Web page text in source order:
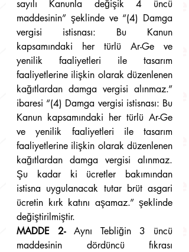
sayılı Kanunla değişik 4 üncü
maddesinin” şeklinde ve “(4) Damga
vergisi istisnası: Bu Kanun
kapsamındaki her türlü Ar-Ge ve
yenilik faaliyetleri ile tasarım
faaliyetlerine ilişkin olarak düzenlenen
kağıtlardan damga vergisi alınmaz.”
ibaresi “(4) Damga vergisi istisnası: Bu
Kanun kapsamındaki her türlü Ar-Ge
ve yenilik faaliyetleri ile tasarım
faaliyetlerine ilişkin olarak düzenlenen
kağıtlardan damga vergisi alınmaz.
Şu kadar ki ücretler bakımından
istisna uygulanacak tutar brüt asgari
ücretin kırk katını aşamaz.” şeklinde
değiştirilmiştir.
MADDE 2- Aynı Tebliğin 3 üncü
maddesinin dördüncü fıkrası